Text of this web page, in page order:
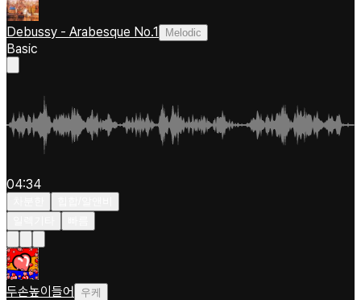
Debussy - Arabesque No.1 Melodic
Basic
04:34
두손높이들어 우케